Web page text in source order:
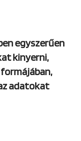
egyszerűen
kinyerni,
adatokat